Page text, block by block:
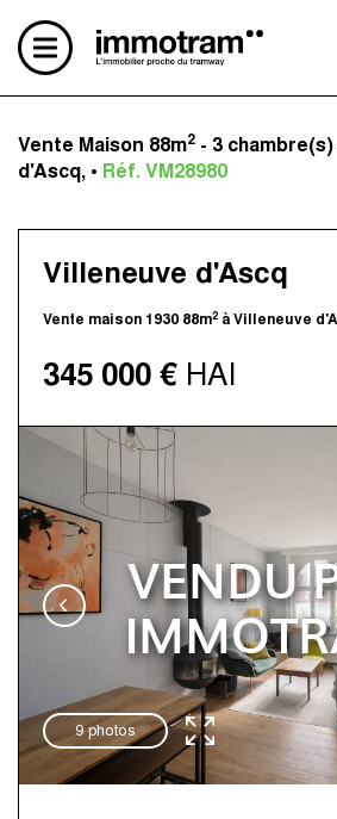
Acheter un bien
Vendre un bien
Le concept
Nos avis clients
Contactez-nous
Immotram La Madeleine
Immotram Marcq-en-
Immotram Mouvaux
Immotram Roubaix
Immotram Villeneuve
03 20 555 222
Vente Maison 88m2 - 3
d'Ascq, • Réf. VM28980
Villeneuve d'Ascq
Vente maison 1930 88m2 à Villeneuve
345 000 € HAI
VENDU
9 photos